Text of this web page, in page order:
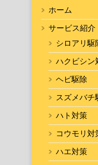
ホーム
サービス紹介
シロアリ駆
ハクビシン
ヘビ駆除
スズメバチ
ハト対策
コウモリ対
ハエ対策